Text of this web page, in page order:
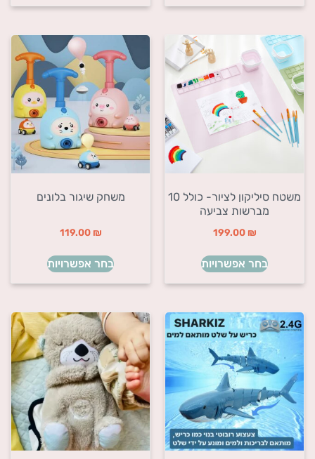
משטח סיליקון לציור- כולל 10
מברשות צביעה
199.00 ₪
בחר אפשרויות
משחק שיגור בלונים
119.00 ₪
בחר אפשרויות